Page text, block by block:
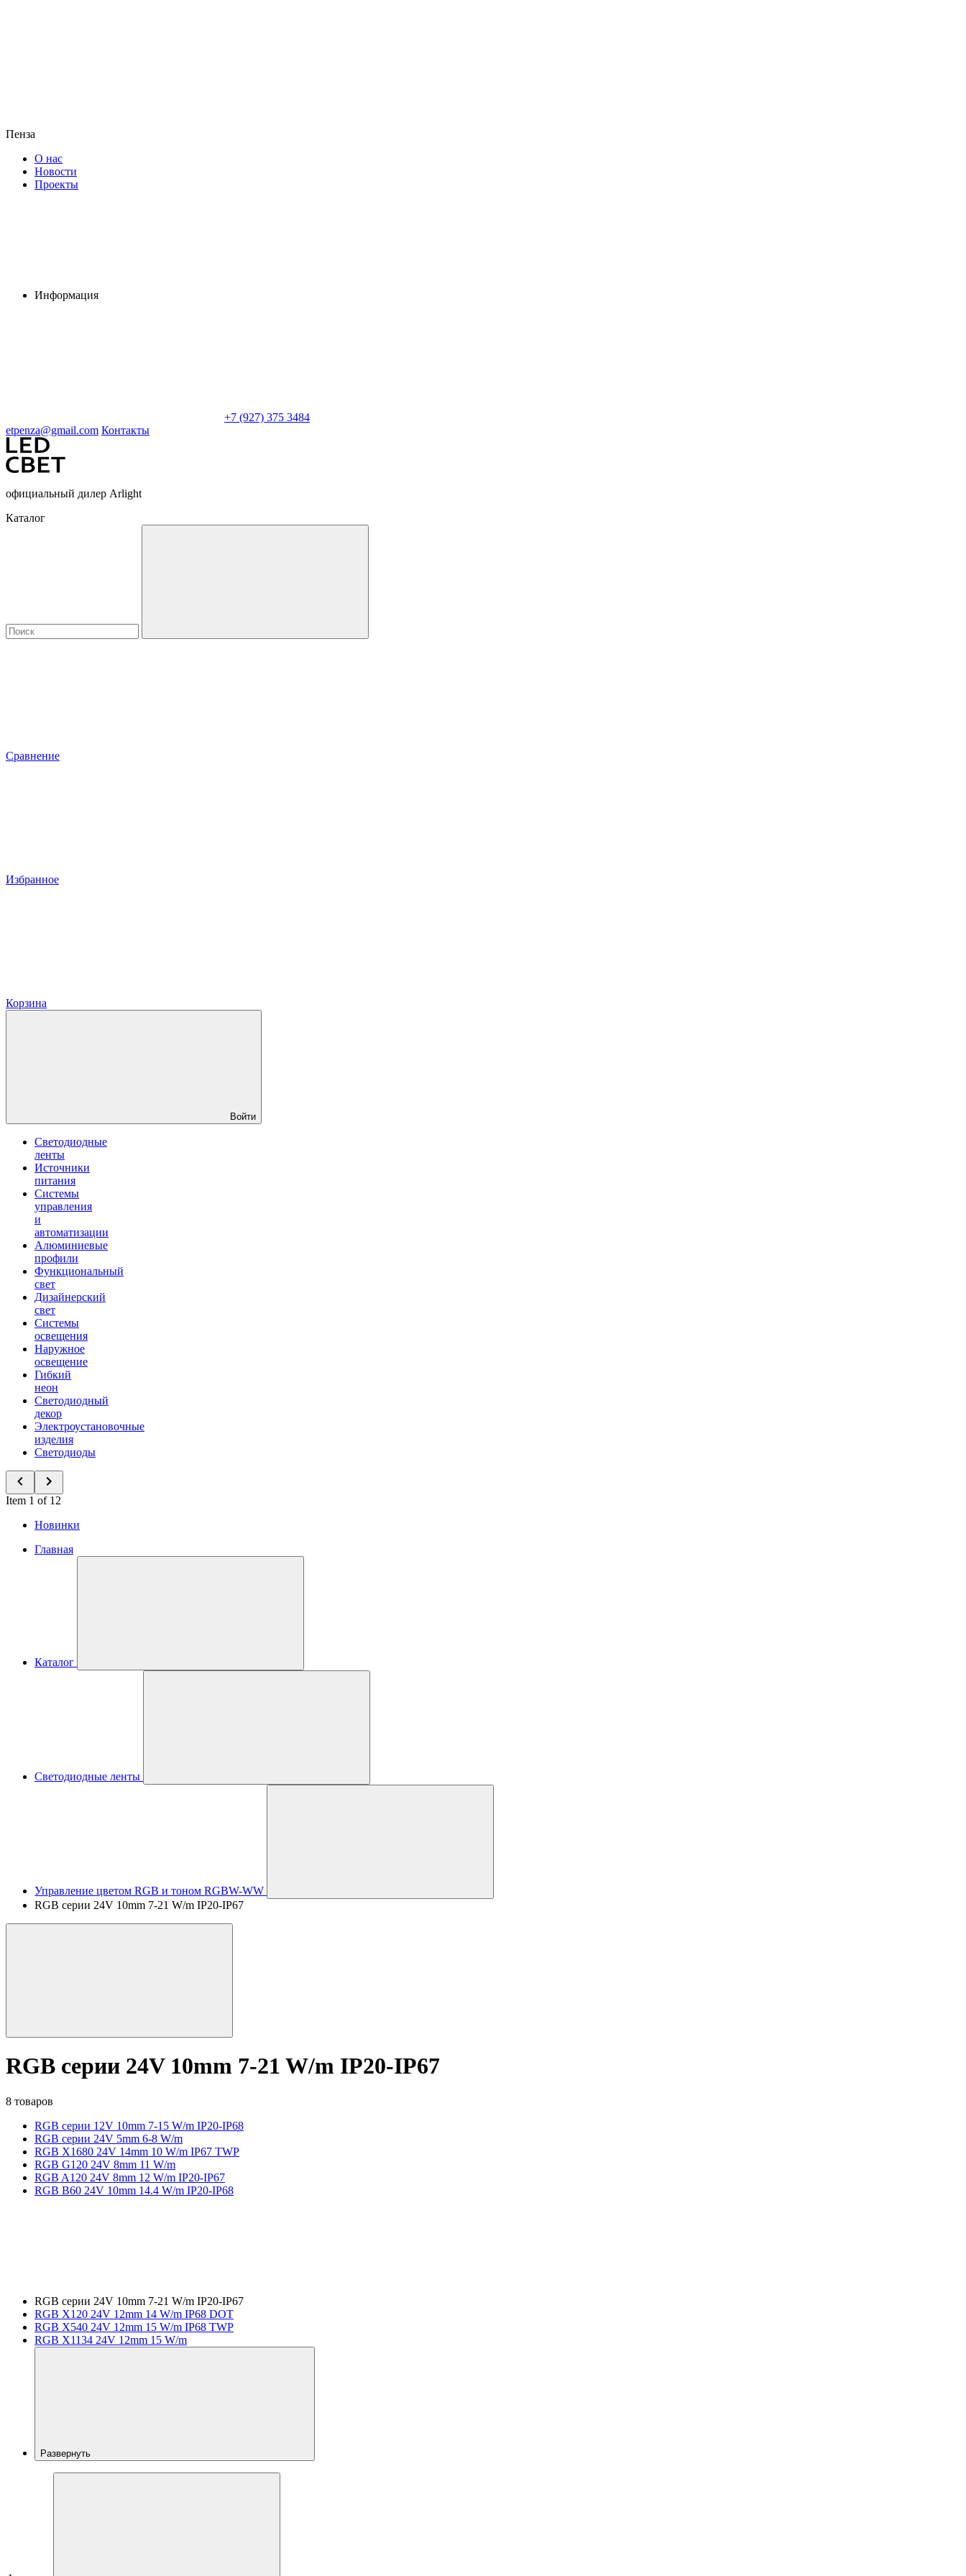
Пенза
О нас
Новости
Проекты
Информация
+7 (927) 375 3484
etpenza@gmail.com Контакты
официальный дилер Arlight
Каталог
Сравнение
Избранное
Корзина
Войти
Светодиодные
ленты
Источники
питания
Системы
управления
и
автоматизации
Алюминиевые
профили
Функциональный
свет
Дизайнерский
свет
Системы
освещения
Наружное
освещение
Гибкий
неон
Светодиодный
декор
Электроустановочные
изделия
Светодиоды
Item 1 of 12
Новинки
Главная
Каталог
Светодиодные ленты
Управление цветом RGB и тоном RGBW-WW
RGB серии 24V 10mm 7-21 W/m IP20-IP67
RGB серии 24V 10mm 7-21 W/m IP20-IP67
8 товаров
RGB серии 12V 10mm 7-15 W/m IP20-IP68
RGB серии 24V 5mm 6-8 W/m
RGB X1680 24V 14mm 10 W/m IP67 TWP
RGB G120 24V 8mm 11 W/m
RGB A120 24V 8mm 12 W/m IP20-IP67
RGB B60 24V 10mm 14.4 W/m IP20-IP68
RGB серии 24V 10mm 7-21 W/m IP20-IP67
RGB X120 24V 12mm 14 W/m IP68 DOT
RGB X540 24V 12mm 15 W/m IP68 TWP
RGB X1134 24V 12mm 15 W/m
Развернуть